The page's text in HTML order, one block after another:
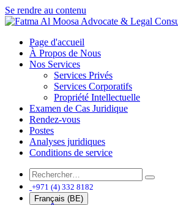
Se rendre au contenu
Page d'accueil
À Propos de Nous
Nos Services
Services Privés
Services Corporatifs
Propriété Intellectuelle
Examen de Cas Juridique
Rendez-vous
Postes
Analyses juridiques
Conditions de service
+971 (4) 332 8182
Français (BE)